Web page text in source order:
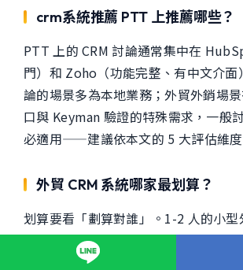
crm系統推薦 PTT 上推薦哪些？
PTT 上的 CRM 討論通常集中在
門）和 Zoho（功能完整、有中文介面
論的場景多為本地業務；外貿外銷場
口與 Keyman 驗證的特殊需求，一般
必適用——建議依本文的 5 大評估維度
外貿 CRM 系統哪家最划算？
划算要看「劃算對誰」。1-2 人的小
HubSpot 免費版已夠用；3-5 人且有
求，Zoho 付費版 CP 值相對高；有海